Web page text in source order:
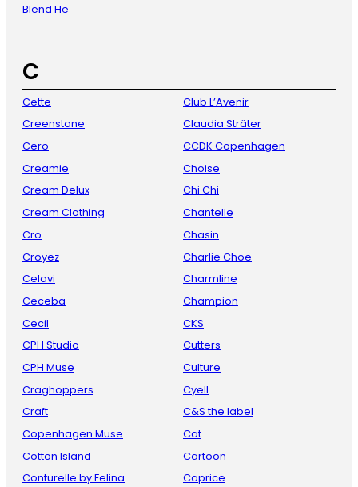
Blend He
C
Cette
Creenstone
Cero
Creamie
Cream Delux
Cream Clothing
Cro
Croyez
Celavi
Ceceba
Cecil
CPH Studio
CPH Muse
Craghoppers
Craft
Copenhagen Muse
Cotton Island
Conturelle by Felina
Club L’Avenir
Claudia Sträter
CCDK Copenhagen
Choise
Chi Chi
Chantelle
Chasin
Charlie Choe
Charmline
Champion
CKS
Cutters
Culture
Cyell
C&S the label
Cat
Cartoon
Caprice